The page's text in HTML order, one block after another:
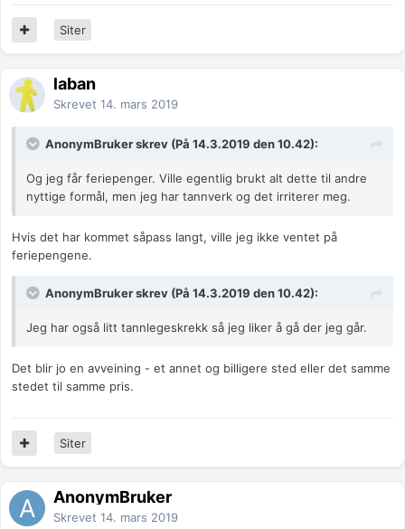
Siter
laban
Skrevet 14. mars 2019
AnonymBruker skrev (På 14.3.2019 den 10.42):
Og jeg får feriepenger. Ville egentlig brukt alt dette til andre
nyttige formål, men jeg har tannverk og det irriterer meg.
Hvis det har kommet såpass langt, ville jeg ikke ventet på
feriepengene.
AnonymBruker skrev (På 14.3.2019 den 10.42):
Jeg har også litt tannlegeskrekk så jeg liker å gå der jeg går.
Det blir jo en avveining - et annet og billigere sted eller det samme
stedet til samme pris.
Siter
AnonymBruker
Skrevet 14. mars 2019